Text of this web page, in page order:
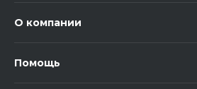
О компании
Помощь